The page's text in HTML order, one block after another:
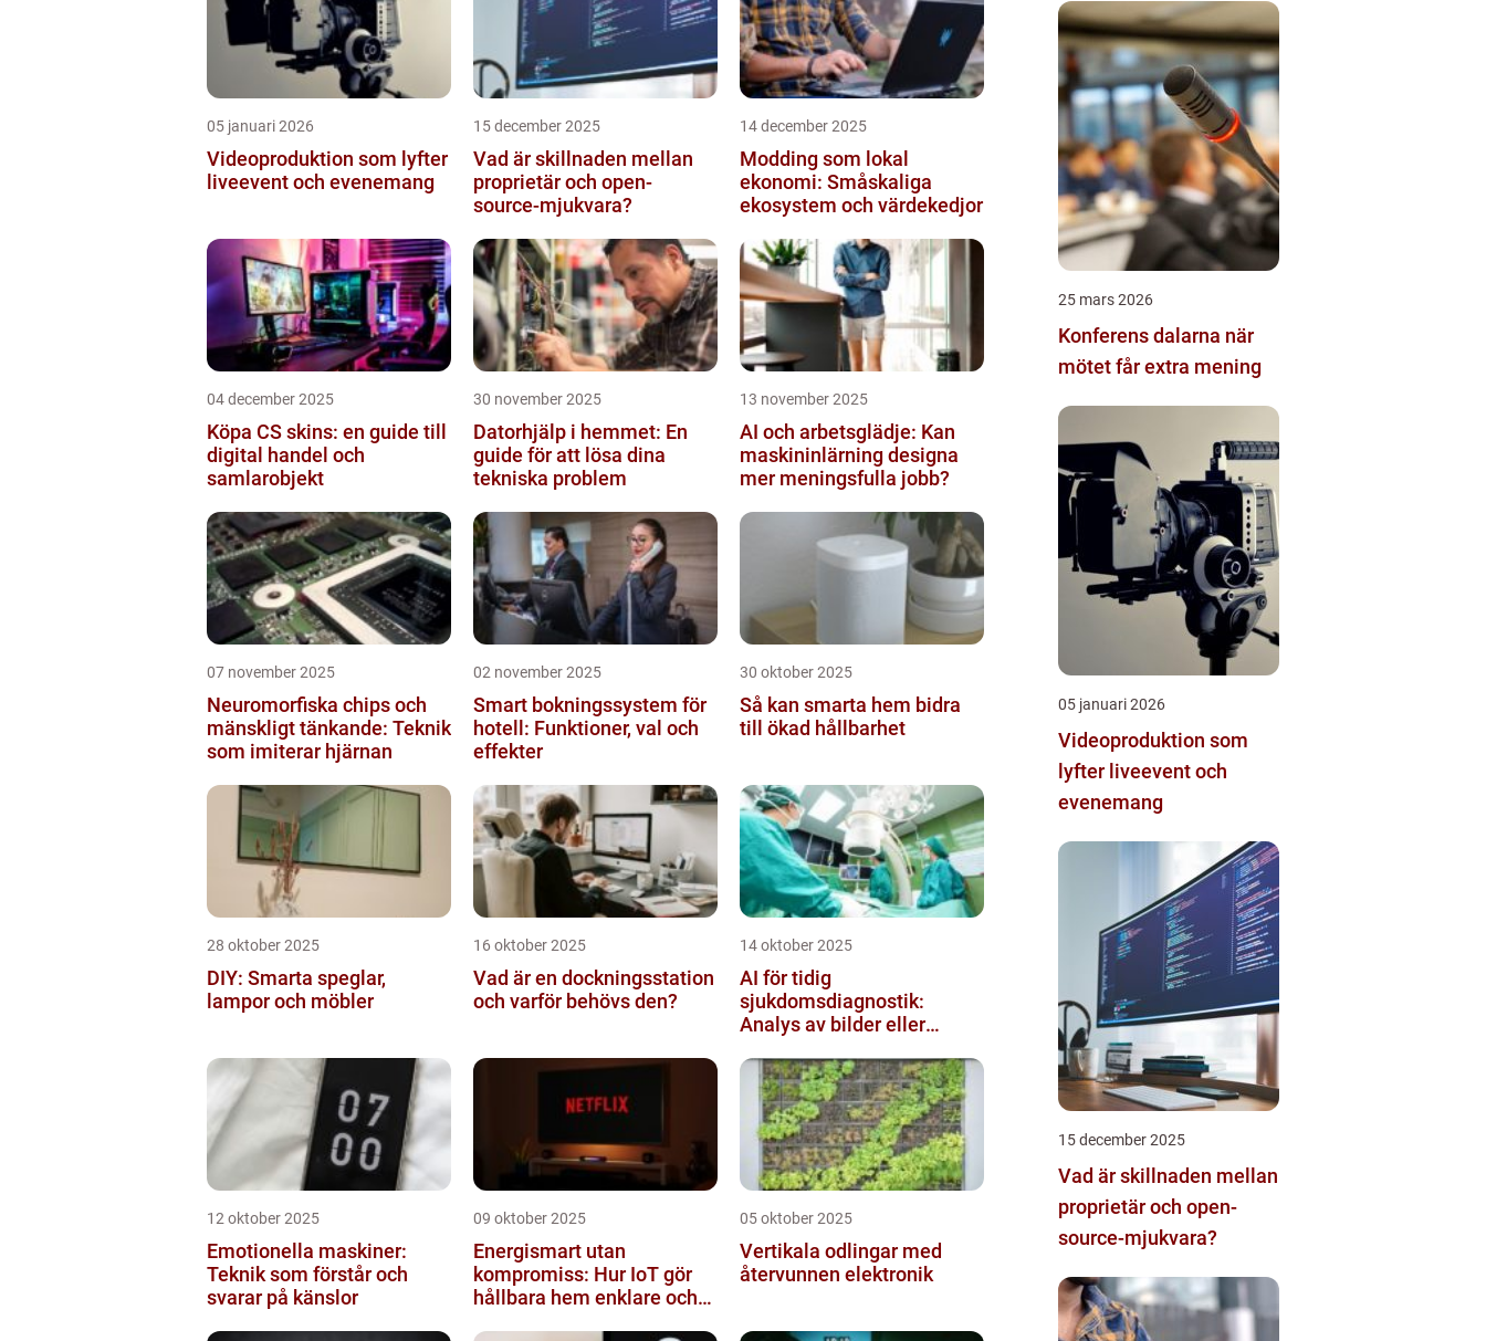
05 januari 2026
Videoproduktion som lyfter
liveevent och evenemang
15 december 2025
Vad är skillnaden mellan
proprietär och open-
source-mjukvara?
14 december 2025
Modding som lokal
ekonomi: Småskaliga
ekosystem och värdekedjor
04 december 2025
Köpa CS skins: en guide till
digital handel och
samlarobjekt
30 november 2025
Datorhjälp i hemmet: En
guide för att lösa dina
tekniska problem
13 november 2025
AI och arbetsglädje: Kan
maskininlärning designa
mer meningsfulla jobb?
07 november 2025
Neuromorfiska chips och
mänskligt tänkande: Teknik
som imiterar hjärnan
02 november 2025
Smart bokningssystem för
hotell: Funktioner, val och
effekter
30 oktober 2025
Så kan smarta hem bidra
till ökad hållbarhet
28 oktober 2025
DIY: Smarta speglar,
lampor och möbler
16 oktober 2025
Vad är en dockningsstation
och varför behövs den?
14 oktober 2025
AI för tidig
sjukdomsdiagnostik:
Analys av bilder eller
12 oktober 2025
Emotionella maskiner:
Teknik som förstår och
svarar på känslor
09 oktober 2025
Energismart utan
kompromiss: Hur IoT gör
hållbara hem enklare och
05 oktober 2025
Vertikala odlingar med
återvunnen elektronik
25 mars 2026
Konferens dalarna när
mötet får extra mening
05 januari 2026
Videoproduktion som
lyfter liveevent och
evenemang
15 december 2025
Vad är skillnaden mellan
proprietär och open-
source-mjukvara?